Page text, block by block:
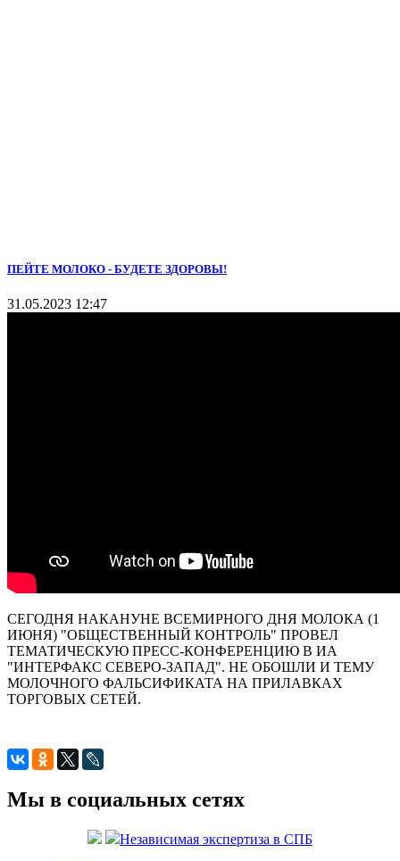
ПЕЙТЕ МОЛОКО - БУДЕТЕ ЗДОРОВЫ!
31.05.2023 12:47
СЕГОДНЯ НАКАНУНЕ ВСЕМИРНОГО ДНЯ МОЛОКА (1
ИЮНЯ) "ОБЩЕСТВЕННЫЙ КОНТРОЛЬ" ПРОВЕЛ
ТЕМАТИЧЕСКУЮ ПРЕСС-КОНФЕРЕНЦИЮ В ИА
"ИНТЕРФАКС СЕВЕРО-ЗАПАД". НЕ ОБОШЛИ И ТЕМУ
МОЛОЧНОГО ФАЛЬСИФИКАТА НА ПРИЛАВКАХ
ТОРГОВЫХ СЕТЕЙ.
Мы в социальных сетях
Независимая экспертиза в СПБ